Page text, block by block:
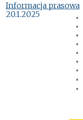
Informacja prasowa
20.1.2025